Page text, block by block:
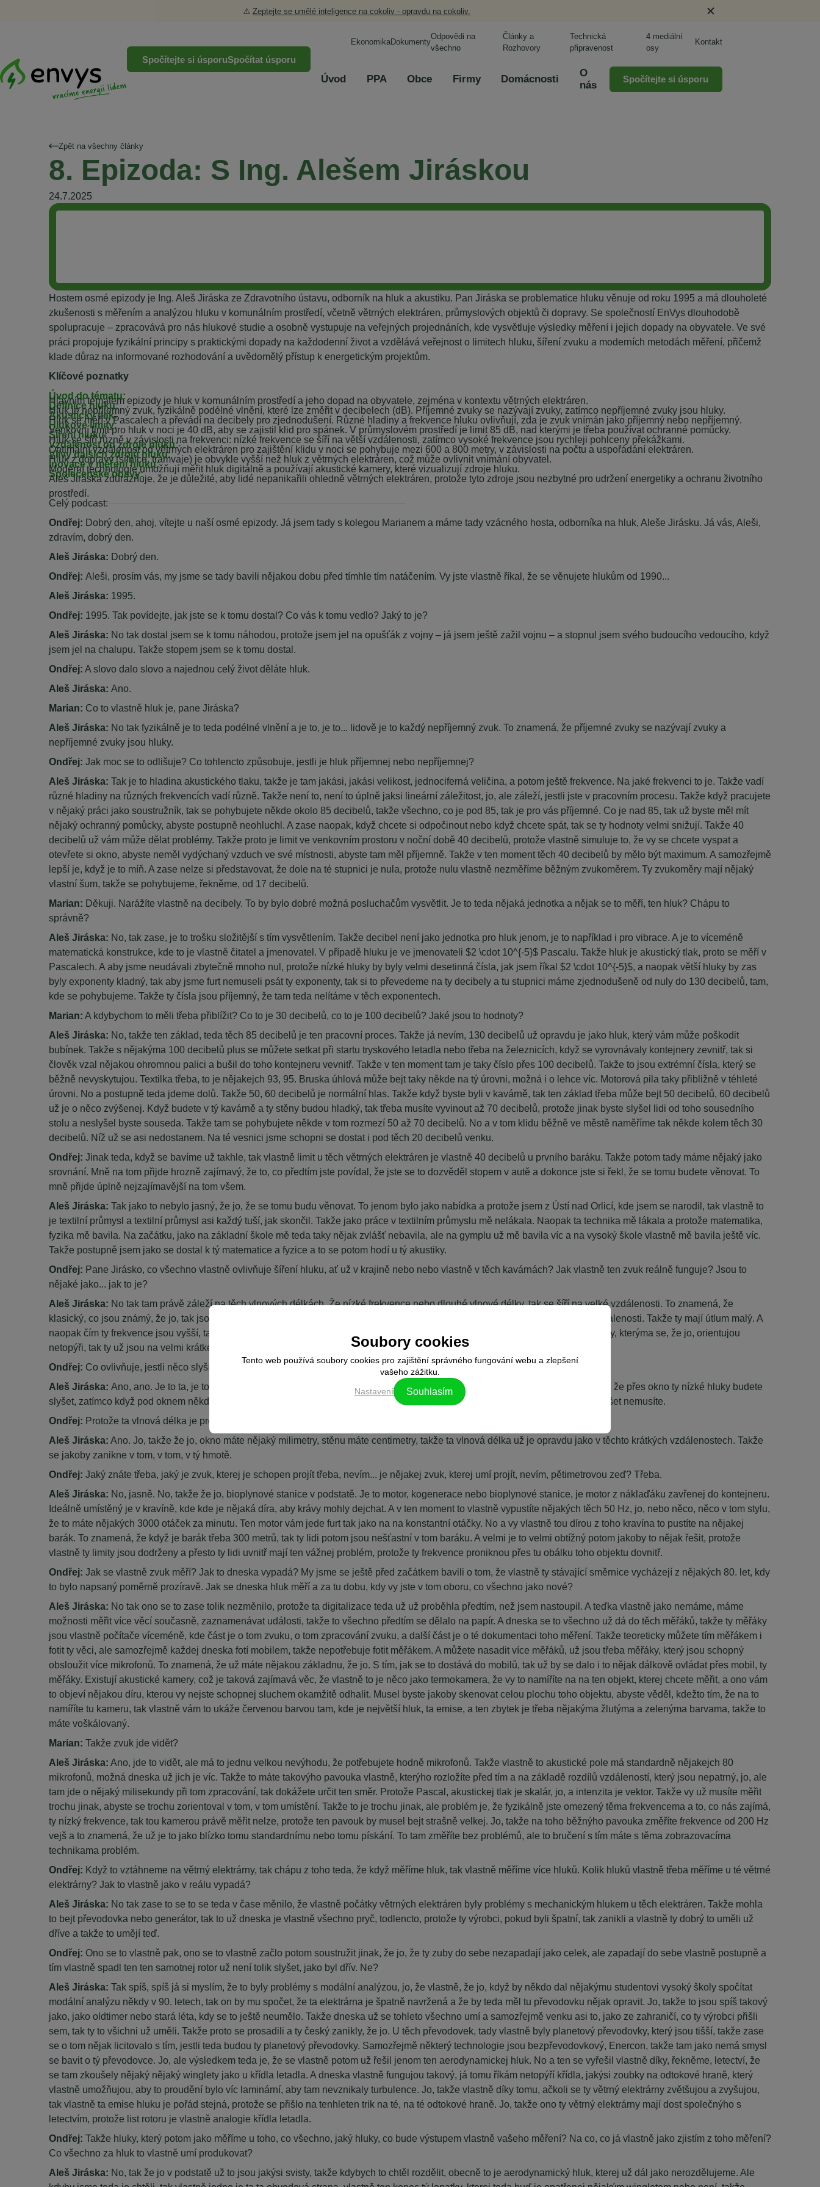
⚠️ Zeptejte se umělé inteligence na cokoliv - opravdu na cokoliv.
Spočítejte si úsporuSpočítat úsporu
EkonomikaDokumenty
Odpovědi na
všechno
Články a
Rozhovory
Technická
připravenost
4 mediální
osy
Kontakt
Úvod PPA Obce Firmy Domácnosti
O
nás
Spočítejte si úsporu
Zpět na všechny články
8. Epizoda: S Ing. Alešem Jiráskou
24.7.2025
Hostem osmé epizody je Ing. Aleš Jiráska ze Zdravotního ústavu, odborník na hluk a akustiku. Pan Jiráska se problematice hluku věnuje od roku 1995 a má dlouholeté
zkušenosti s měřením a analýzou hluku v komunálním prostředí, včetně větrných elektráren, průmyslových objektů či dopravy. Se společností EnVys dlouhodobě
spolupracuje – zpracovává pro nás hlukové studie a osobně vystupuje na veřejných projednáních, kde vysvětluje výsledky měření i jejich dopady na obyvatele. Ve své
práci propojuje fyzikální principy s praktickými dopady na každodenní život a vzdělává veřejnost o limitech hluku, šíření zvuku a moderních metodách měření, přičemž
klade důraz na informované rozhodování a uvědomělý přístup k energetickým projektům.
Klíčové poznatky
Úvod do tématu:
Hlavním tématem epizody je hluk v komunálním prostředí a jeho dopad na obyvatele, zejména v kontextu větrných elektráren.
Definice hluku:
Hluk je nepříjemný zvuk, fyzikálně podélné vlnění, které lze změřit v decibelech (dB). Příjemné zvuky se nazývají zvuky, zatímco nepříjemné zvuky jsou hluky.
Akustický tlak:
Hluk se měří v Pascalech a převádí na decibely pro zjednodušení. Různé hladiny a frekvence hluku ovlivňují, zda je zvuk vnímán jako příjemný nebo nepříjemný.
Hlukové limity:
Venkovní limit pro hluk v noci je 40 dB, aby se zajistil klid pro spánek. V průmyslovém prostředí je limit 85 dB, nad kterými je třeba používat ochranné pomůcky.
Šíření hluku:
Hluk se šíří různě v závislosti na frekvenci: nízké frekvence se šíří na větší vzdálenosti, zatímco vysoké frekvence jsou rychleji pohlceny překážkami.
Vzdálenost od zdroje hluku:
Optimální vzdálenost od větrných elektráren pro zajištění klidu v noci se pohybuje mezi 600 a 800 metry, v závislosti na počtu a uspořádání elektráren.
Vlivy dalších zdrojů hluku:
Hluk z dopravy (silnice, tramvaje) je obvykle vyšší než hluk z větrných elektráren, což může ovlivnit vnímání obyvatel.
Inovace v měření hluku:
Moderní technologie umožňují měřit hluk digitálně a používají akustické kamery, které vizualizují zdroje hluku.
Společenské obavy:
Aleš Jiráska zdůrazňuje, že je důležité, aby lidé nepanikařili ohledně větrných elektráren, protože tyto zdroje jsou nezbytné pro udržení energetiky a ochranu životního
prostředí.
_________________________________________________________________
Celý podcast:
Ondřej: Dobrý den, ahoj, vítejte u naší osmé epizody. Já jsem tady s kolegou Marianem a máme tady vzácného hosta, odborníka na hluk, Aleše Jirásku. Já vás, Aleši,
zdravím, dobrý den.
Aleš Jiráska: Dobrý den.
Ondřej: Aleši, prosím vás, my jsme se tady bavili nějakou dobu před tímhle tím natáčením. Vy jste vlastně říkal, že se věnujete hlukům od 1990...
Aleš Jiráska: 1995.
Ondřej: 1995. Tak povídejte, jak jste se k tomu dostal? Co vás k tomu vedlo? Jaký to je?
Aleš Jiráska: No tak dostal jsem se k tomu náhodou, protože jsem jel na opušťák z vojny – já jsem ještě zažil vojnu – a stopnul jsem svého budoucího vedoucího, když
jsem jel na chalupu. Takže stopem jsem se k tomu dostal.
Ondřej: A slovo dalo slovo a najednou celý život děláte hluk.
Aleš Jiráska: Ano.
Marian: Co to vlastně hluk je, pane Jiráska?
Aleš Jiráska: No tak fyzikálně je to teda podélné vlnění a je to, je to... lidově je to každý nepříjemný zvuk. To znamená, že příjemné zvuky se nazývají zvuky a
nepříjemné zvuky jsou hluky.
Ondřej: Jak moc se to odlišuje? Co tohlencto způsobuje, jestli je hluk příjemnej nebo nepříjemnej?
Aleš Jiráska: Tak je to hladina akustického tlaku, takže je tam jakási, jakási velikost, jednociferná veličina, a potom ještě frekvence. Na jaké frekvenci to je. Takže vadí
různé hladiny na různých frekvencích vadí různě. Takže není to, není to úplně jaksi lineární záležitost, jo, ale záleží, jestli jste v pracovním procesu. Takže když pracujete
v nějaký práci jako soustružník, tak se pohybujete někde okolo 85 decibelů, takže všechno, co je pod 85, tak je pro vás příjemné. Co je nad 85, tak už byste měl mít
nějaký ochranný pomůcky, abyste postupně neohluchl. A zase naopak, když chcete si odpočinout nebo když chcete spát, tak se ty hodnoty velmi snižují. Takže 40
decibelů už vám může dělat problémy. Takže proto je limit ve venkovním prostoru v noční době 40 decibelů, protože vlastně simuluje to, že vy se chcete vyspat a
otevřete si okno, abyste neměl vydýchaný vzduch ve své místnosti, abyste tam měl příjemně. Takže v ten moment těch 40 decibelů by mělo být maximum. A samozřejmě
lepší je, když je to míň. A zase nelze si představovat, že dole na té stupnici je nula, protože nulu vlastně nezměříme běžným zvukoměrem. Ty zvukoměry mají nějaký
vlastní šum, takže se pohybujeme, řekněme, od 17 decibelů.
Marian: Děkuji. Narážíte vlastně na decibely. To by bylo dobré možná posluchačům vysvětlit. Je to teda nějaká jednotka a nějak se to měří, ten hluk? Chápu to
správně?
Aleš Jiráska: No, tak zase, je to trošku složitější s tím vysvětlením. Takže decibel není jako jednotka pro hluk jenom, je to například i pro vibrace. A je to víceméně
matematická konstrukce, kde to je vlastně čitatel a jmenovatel. V případě hluku je ve jmenovateli $2 \cdot 10^{-5}$ Pascalu. Takže hluk je akustický tlak, proto se měří v
Pascalech. A aby jsme neudávali zbytečně mnoho nul, protože nízké hluky by byly velmi desetinná čísla, jak jsem říkal $2 \cdot 10^{-5}$, a naopak větší hluky by zas
byly exponenty kladný, tak aby jsme furt nemuseli psát ty exponenty, tak si to převedeme na ty decibely a tu stupnici máme zjednodušeně od nuly do 130 decibelů, tam,
kde se pohybujeme. Takže ty čísla jsou příjemný, že tam teda nelítáme v těch exponentech.
Marian: A kdybychom to měli třeba přiblížit? Co to je 30 decibelů, co to je 100 decibelů? Jaké jsou to hodnoty?
Aleš Jiráska: No, takže ten základ, teda těch 85 decibelů je ten pracovní proces. Takže já nevím, 130 decibelů už opravdu je jako hluk, který vám může poškodit
bubínek. Takže s nějakýma 100 decibelů plus se můžete setkat při startu tryskového letadla nebo třeba na železnicích, když se vyrovnávaly kontejnery zevnitř, tak si
člověk vzal nějakou ohromnou palici a bušil do toho kontejneru vevnitř. Takže v ten moment tam je taky číslo přes 100 decibelů. Takže to jsou extrémní čísla, který se
běžně nevyskytujou. Textilka třeba, to je nějakejch 93, 95. Bruska úhlová může bejt taky někde na tý úrovni, možná i o lehce víc. Motorová pila taky přibližně v téhleté
úrovni. No a postupně teda jdeme dolů. Takže 50, 60 decibelů je normální hlas. Takže když byste byli v kavárně, tak ten základ třeba může bejt 50 decibelů, 60 decibelů
už je o něco zvýšenej. Když budete v tý kavárně a ty stěny budou hladký, tak třeba musíte vyvinout až 70 decibelů, protože jinak byste slyšel lidi od toho sousedního
stolu a neslyšel byste souseda. Takže tam se pohybujete někde v tom rozmezí 50 až 70 decibelů. No a v tom klidu běžně ve městě naměříme tak někde kolem těch 30
decibelů. Níž už se asi nedostanem. Na té vesnici jsme schopni se dostat i pod těch 20 decibelů venku.
Ondřej: Jinak teda, když se bavíme už takhle, tak vlastně limit u těch větrných elektráren je vlastně 40 decibelů u prvního baráku. Takže potom tady máme nějaký jako
srovnání. Mně na tom přijde hrozně zajímavý, že to, co předtím jste povídal, že jste se to dozvěděl stopem v autě a dokonce jste si řekl, že se tomu budete věnovat. To
mně přijde úplně nejzajímavější na tom všem.
Aleš Jiráska: Tak jako to nebylo jasný, že jo, že se tomu budu věnovat. To jenom bylo jako nabídka a protože jsem z Ústí nad Orlicí, kde jsem se narodil, tak vlastně to
je textilní průmysl a textilní průmysl asi každý tuší, jak skončil. Takže jako práce v textilním průmyslu mě nelákala. Naopak ta technika mě lákala a protože matematika,
fyzika mě bavila. Na začátku, jako na základní škole mě teda taky nějak zvlášť nebavila, ale na gymplu už mě bavila víc a na vysoký škole vlastně mě bavila ještě víc.
Takže postupně jsem jako se dostal k tý matematice a fyzice a to se potom hodí u tý akustiky.
Ondřej: Pane Jirásko, co všechno vlastně ovlivňuje šíření hluku, ať už v krajině nebo nebo vlastně v těch kavárnách? Jak vlastně ten zvuk reálně funguje? Jsou to
nějaké jako... jak to je?
Aleš Jiráska: No tak tam právě záleží na těch vlnových délkách. Že nízké frekvence nebo dlouhé vlnové délky, tak se šíří na velké vzdálenosti. To znamená, že
klasický, co jsou známý, že jo, tak jsou indiánské tamtamy nebo nebo sloni, jak se dorozumívaj, takže to je všechno na dlouhé vzdálenosti. Takže ty mají útlum malý. A
naopak čím ty frekvence jsou vyšší, tak jsou vlnové délky menší a ten útlum potom už je výraznej. To znamená, že nějaké ultrazvuky, kterýma se, že jo, orientujou
netopýři, tak ty už jsou na velmi krátké vzdálenosti.
Ondřej: Co ovlivňuje, jestli něco slyším třeba přes okno nebo přes zeď? To je právě ta vlnová délka?
Aleš Jiráska: Ano, ano. Je to ta, je to ta vlnová délka nebo ta frekvence. Že jo, to je vlastně jako inverze vlnové délky. To znamená, že přes okno ty nízké hluky budete
slyšet, zatímco když pod oknem někdo bude pískat, tak když to okno bude mít poměrně velkou neprůzvučnost, tak už to pískání slyšet nemusíte.
Ondřej: Protože ta vlnová délka je prostě krátká. Ta vlna je prostě malá na to, aby prošla tou hmotou. Takhle nějak tomu rozumím?
Aleš Jiráska: Ano. Jo, takže že jo, okno máte nějaký milimetry, stěnu máte centimetry, takže ta vlnová délka už je opravdu jako v těchto krátkých vzdálenostech. Takže
se jakoby zanikne v tom, v tom, v tý hmotě.
Ondřej: Jaký znáte třeba, jaký je zvuk, kterej je schopen projít třeba, nevím... je nějakej zvuk, kterej umí projít, nevím, pětimetrovou zeď? Třeba.
Aleš Jiráska: No, jasně. No, takže že jo, bioplynové stanice v podstatě. Je to motor, kogenerace nebo bioplynové stanice, je motor z náklaďáku zavřenej do kontejneru.
Ideálně umístěný je v kravíně, kde kde je nějaká díra, aby krávy mohly dejchat. A v ten moment to vlastně vypustíte nějakých těch 50 Hz, jo, nebo něco, něco v tom stylu,
že to máte nějakých 3000 otáček za minutu. Ten motor vám jede furt tak jako na na konstantní otáčky. No a vy vlastně tou dírou z toho kravína to pustíte na nějakej
barák. To znamená, že když je barák třeba 300 metrů, tak ty lidi potom jsou nešťastní v tom baráku. A velmi je to velmi obtížný potom jakoby to nějak řešit, protože
vlastně ty limity jsou dodrženy a přesto ty lidi uvnitř mají ten vážnej problém, protože ty frekvence proniknou přes tu obálku toho objektu dovnitř.
Ondřej: Jak se vlastně zvuk měří? Jak to dneska vypadá? My jsme se ještě před začátkem bavili o tom, že vlastně ty stávající směrnice vycházejí z nějakých 80. let, kdy
to bylo napsaný poměrně prozíravě. Jak se dneska hluk měří a za tu dobu, kdy vy jste v tom oboru, co všechno jako nové?
Aleš Jiráska: No tak ono se to zase tolik nezměnilo, protože ta digitalizace teda už už proběhla předtím, než jsem nastoupil. A teďka vlastně jako nemáme, máme
možnosti měřit více věcí současně, zaznamenávat události, takže to všechno předtím se dělalo na papír. A dneska se to všechno už dá do těch měřáků, takže ty měřáky
jsou vlastně počítače víceméně, kde část je o tom zvuku, o tom zpracování zvuku, a další část je o té dokumentaci toho měření. Takže teoreticky můžete tím měřákem i
fotit ty věci, ale samozřejmě každej dneska fotí mobilem, takže nepotřebuje fotit měřákem. A můžete nasadit více měřáků, už jsou třeba měřáky, který jsou schopný
obsloužit více mikrofonů. To znamená, že už máte nějakou základnu, že jo. S tím, jak se to dostává do mobilů, tak už by se dalo i to nějak dálkově ovládat přes mobil, ty
měřáky. Existují akustické kamery, což je taková zajímavá věc, že vlastně to je něco jako termokamera, že vy to namíříte na na ten objekt, kterej chcete měřit, a ono vám
to objeví nějakou díru, kterou vy nejste schopnej sluchem okamžitě odhalit. Musel byste jakoby skenovat celou plochu toho objektu, abyste věděl, kdežto tím, že na to
namíříte tu kameru, tak vlastně vám to ukáže červenou barvou tam, kde je největší hluk, ta emise, a ten zbytek je třeba nějakýma žlutýma a zelenýma barvama, takže to
máte voškálovaný.
Marian: Takže zvuk jde vidět?
Aleš Jiráska: Ano, jde to vidět, ale má to jednu velkou nevýhodu, že potřebujete hodně mikrofonů. Takže vlastně to akustické pole má standardně nějakejch 80
mikrofonů, možná dneska už jich je víc. Takže to máte takovýho pavouka vlastně, kterýho rozložíte před tím a na základě rozdílů vzdáleností, který jsou nepatrný, jo, ale
tam jde o nějaký milisekundy při tom zpracování, tak dokážete určit ten směr. Protože Pascal, akustickej tlak je skalár, jo, a intenzita je vektor. Takže vy už musíte měřit
trochu jinak, abyste se trochu zorientoval v tom, v tom umístění. Takže to je trochu jinak, ale problém je, že fyzikálně jste omezený těma frekvencema a to, co nás zajímá,
ty nízký frekvence, tak tou kamerou právě měřit nelze, protože ten pavouk by musel bejt strašně velkej. Jo, takže na toho běžnýho pavouka změříte frekvence od 200 Hz
vejš a to znamená, že už je to jako blízko tomu standardnímu nebo tomu pískání. To tam změříte bez problémů, ale to bručení s tím máte s těma zobrazovacíma
technikama problém.
Ondřej: Když to vztáhneme na větrný elektrárny, tak chápu z toho teda, že když měříme hluk, tak vlastně měříme více hluků. Kolik hluků vlastně třeba měříme u té větrné
elektrárny? Jak to vlastně jako v reálu vypadá?
Aleš Jiráska: No tak zase to se to se teda v čase měnilo, že vlastně počátky větrných elektráren byly problémy s mechanickým hlukem u těch elektráren. Takže mohla
to bejt převodovka nebo generátor, tak to už dneska je vlastně všechno pryč, todlencto, protože ty výrobci, pokud byli špatní, tak zanikli a vlastně ty dobrý to uměli už
dříve a takže to umějí teď.
Ondřej: Ono se to vlastně pak, ono se to vlastně začlo potom soustružit jinak, že jo, že ty zuby do sebe nezapadají jako celek, ale zapadají do sebe vlastně postupně a
tím vlastně spadl ten ten samotnej rotor už není tolik slyšet, jako byl dřív. Ne?
Aleš Jiráska: Tak spíš, spíš já si myslím, že to byly problémy s modální analýzou, jo, že vlastně, že jo, když by někdo dal nějakýmu studentovi vysoký školy spočítat
modální analýzu někdy v 90. letech, tak on by mu spočet, že ta elektrárna je špatně navržená a že by teda měl tu převodovku nějak opravit. Jo, takže to jsou spíš takový
jako, jako oldtimer nebo stará léta, kdy se to ještě neumělo. Takže dneska už se tohleto všechno umí a samozřejmě venku asi to, jako ze zahraničí, co ty výrobci přišli
sem, tak ty to všichni už uměli. Takže proto se prosadili a ty český zanikly, že jo. U těch převodovek, tady vlastně byly planetový převodovky, který jsou tišší, takže zase
se o tom nějak licitovalo s tím, jestli teda budou ty planetový převodovky. Samozřejmě některý technologie jsou bezpřevodovkový, Enercon, takže tam jako nemá smysl
se bavit o tý převodovce. Jo, ale výsledkem teda je, že se vlastně potom už řešil jenom ten aerodynamickej hluk. No a ten se vyřešil vlastně díky, řekněme, letectví, že
se tam zkoušely nějaký nějaký winglety jako u křídla letadla. A dneska vlastně fungujou takový, já tomu říkám netopýří křídla, jakýsi zoubky na odtokové hraně, který
vlastně umožňujou, aby to proudění bylo víc laminární, aby tam nevznikaly turbulence. Jo, takže vlastně díky tomu, ačkoli se ty větrný elektrárny zvětšujou a zvyšujou,
tak vlastně ta emise hluku je pořád stejná, protože se přišlo na tenhleten trik na té, na té odtokové hraně. Jo, takže ono ty větrný elektrárny mají dost společnýho s
letectvím, protože list rotoru je vlastně analogie křídla letadla.
Ondřej: Takže hluky, který potom jako měříme u toho, co všechno, jaký hluky, co bude výstupem vlastně vašeho měření? Na co, co já vlastně jako zjistím z toho měření?
Co všechno za hluk to vlastně umí produkovat?
Aleš Jiráska: No, tak že jo v podstatě už to jsou jakýsi svisty, takže kdybych to chtěl rozdělit, obecně to je aerodynamický hluk, kterej už dál jako nerozdělujeme. Ale
Soubory cookies
Tento web používá soubory cookies pro zajištění správného fungování webu a zlepšení
vašeho zážitku.
Nastavení Souhlasím